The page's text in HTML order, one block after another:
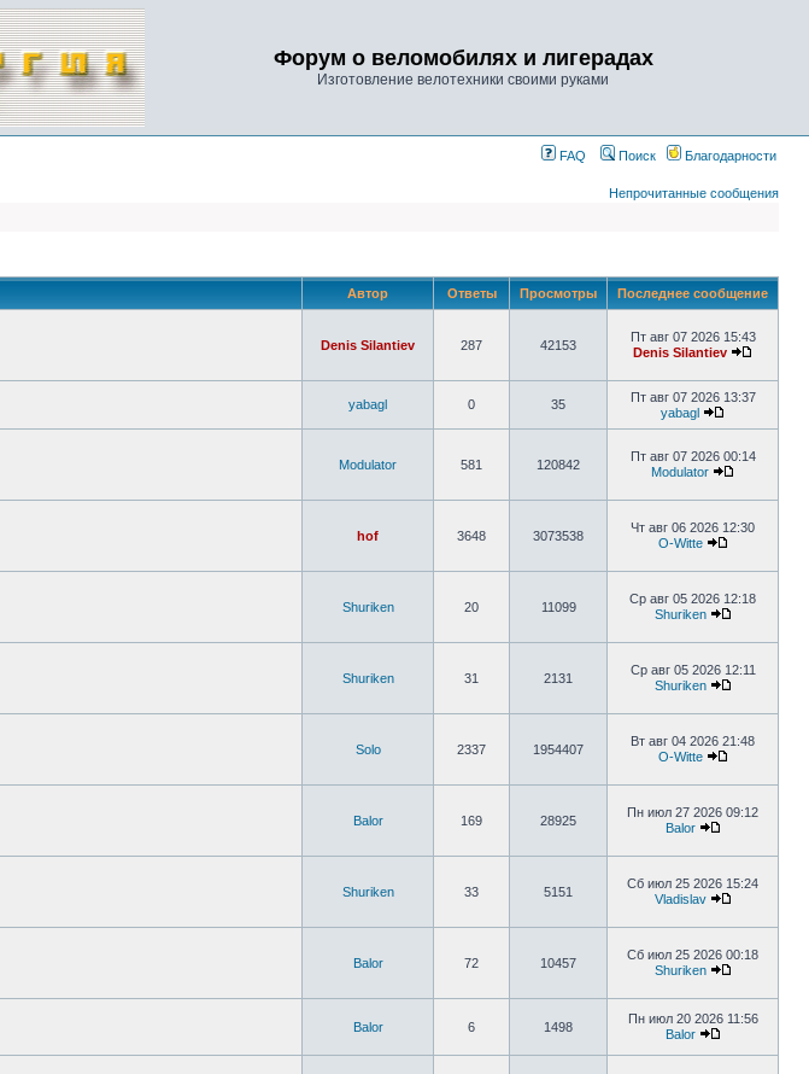
Форум о веломобилях и лигерадах
Изготовление велотехники своими руками
FAQ Поиск Благодарности
Непрочитанные сообщения
Автор Ответы Просмотры Последнее сообщение
Denis Silantiev 287 42153
Пт авг 07 2026 15:43
Denis Silantiev
yabagl 0 35
Пт авг 07 2026 13:37
yabagl
Modulator 581 120842
Пт авг 07 2026 00:14
Modulator
hof 3648 3073538
Чт авг 06 2026 12:30
O-Witte
Shuriken 20 11099
Ср авг 05 2026 12:18
Shuriken
Shuriken 31 2131
Ср авг 05 2026 12:11
Shuriken
Solo 2337 1954407
Вт авг 04 2026 21:48
O-Witte
Balor 169 28925
Пн июл 27 2026 09:12
Balor
Shuriken 33 5151
Сб июл 25 2026 15:24
Vladislav
Balor 72 10457
Сб июл 25 2026 00:18
Shuriken
Balor 6 1498
Пн июл 20 2026 11:56
Balor